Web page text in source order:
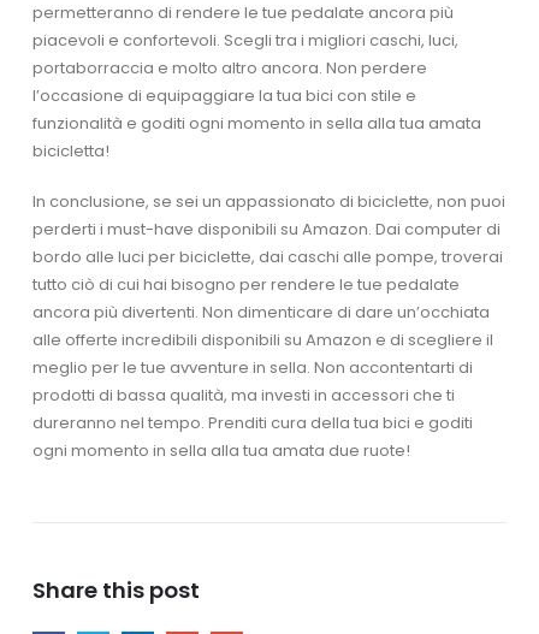
permetteranno di rendere le tue pedalate ancora più
piacevoli e confortevoli. Scegli tra i migliori caschi, luci,
portaborraccia e molto altro ancora. Non perdere
l’occasione di equipaggiare la tua bici con stile e
funzionalità e goditi ogni momento in sella alla tua amata
bicicletta!
In conclusione, se sei un appassionato di biciclette, non puoi
perderti i must-have disponibili su Amazon. Dai computer di
bordo alle luci per biciclette, dai caschi alle pompe, troverai
tutto ciò di cui hai bisogno per rendere le tue pedalate
ancora più divertenti. Non dimenticare di dare un’occhiata
alle offerte incredibili disponibili su Amazon e di scegliere il
meglio per le tue avventure in sella. Non accontentarti di
prodotti di bassa qualità, ma investi in accessori che ti
dureranno nel tempo. Prenditi cura della tua bici e goditi
ogni momento in sella alla tua amata due ruote!
Share this post